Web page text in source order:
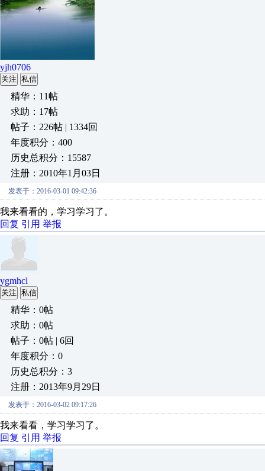
yjh0706
关注 私信
精华：11帖
求助：17帖
帖子：226帖 | 1334回
年度积分：400
历史总积分：15587
注册：2010年1月03日
发表于：2016-03-01 09:42:36
我来看看的，学习学习了。
回复 引用 举报
ygmhcl
关注 私信
精华：0帖
求助：0帖
帖子：0帖 | 6回
年度积分：0
历史总积分：3
注册：2013年9月29日
发表于：2016-03-02 09:17:26
我来看看，学习学习了。
回复 引用 举报